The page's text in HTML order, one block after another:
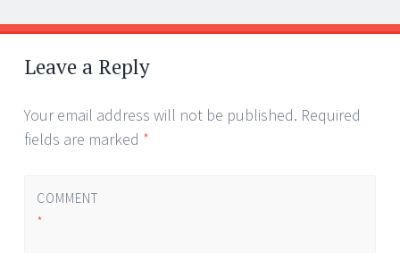
Post
navigation
←
→
Leave a Reply
Your email address will not be published. Required
fields are marked *
COMMENT
*